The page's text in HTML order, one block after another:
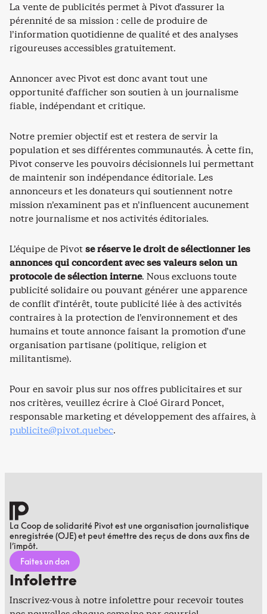
La vente de publicités permet à Pivot d’assurer la
pérennité de sa mission : celle de produire de
l’information quotidienne de qualité et des analyses
rigoureuses accessibles gratuitement.
Annoncer avec Pivot est donc avant tout une
opportunité d’afficher son soutien à un journalisme
fiable, indépendant et critique.
Notre premier objectif est et restera de servir la
population et ses différentes communautés. À cette fin,
Pivot conserve les pouvoirs décisionnels lui permettant
de maintenir son indépendance éditoriale. Les
annonceurs et les donateurs qui soutiennent notre
mission n’examinent pas et n’influencent aucunement
notre journalisme et nos activités éditoriales.
L’équipe de Pivotse réserve le droit de sélectionner les
annonces qui concordent avec ses valeurs selon un
protocole de sélection interne. Nous excluons toute
publicité solidaire ou pouvant générer une apparence
de conflit d’intérêt, toute publicité liée à des activités
contraires à la protection de l’environnement et des
humains et toute annonce faisant la promotion d’une
organisation partisane (politique, religion et
militantisme).
Pour en savoir plus sur nos offres publicitaires et sur
nos critères, veuillez écrire à Cloé Girard Poncet,
responsable marketing et développement des affaires, à
publicite@pivot.quebec.
La Coop de solidarité Pivot est une organisation journalistique
enregistrée (OJE) et peut émettre des reçus de dons aux fins de
l’impôt.
Faites un don
Infolettre
Inscrivez-vous à notre infolettre pour recevoir toutes